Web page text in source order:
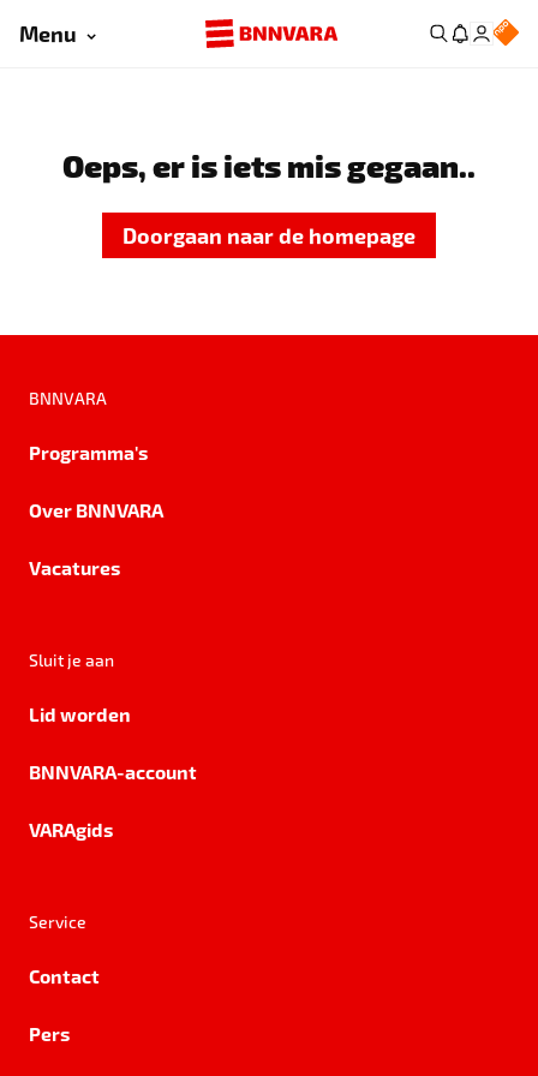
Menu
Oeps, er is iets mis gegaan..
Doorgaan naar de homepage
BNNVARA
Programma's
Over BNNVARA
Vacatures
Sluit je aan
Lid worden
BNNVARA-account
VARAgids
Service
Contact
Pers